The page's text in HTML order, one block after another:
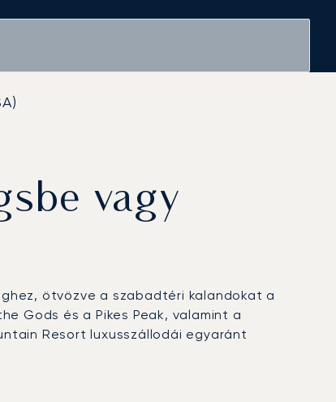
vagy
ötvözve a szabadtéri kalandokat a
Gods és a Pikes Peak, valamint a
Resort luxusszállodái egyaránt
szolgáltatások garantálják a gyors